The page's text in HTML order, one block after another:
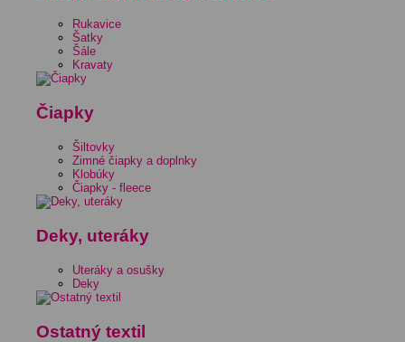
Rukavice
Šatky
Šále
Kravaty
Čiapky
Šiltovky
Zimné čiapky a doplnky
Klobúky
Čiapky - fleece
Deky, uteráky
Uteráky a osušky
Deky
Ostatný textil